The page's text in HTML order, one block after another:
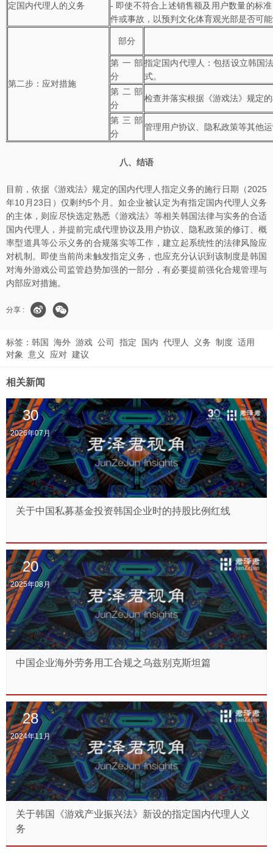
定国内代理人的义务
- 即使不符合上述销售额及用户数量的标
件或事故，以预判文化体育观光部是否可
第二步：应对措施
部分
第一部
分
指定国内代理人：包括设立韩国
式。
第二部
分
检查并落实根据《游戏法》规定
第三部
分
管理用户协议、隐私政策等其他
八、结语
目前，依据《游戏法》规定的国内代理人指定义务的施行日期（2025
年10月23日）仅剩约5个月。如企业被认定为有指定国内代理人义务
的主体，则应尽快选定熟悉《游戏法》等相关韩国法律与实务的合适
国内代理人，并提前完成代理协议及用户协议、隐私政策的修订、概
率型道具等公示义务的合规落实等工作，建立起系统性的法律风险应
对机制。即使当前尚未触发指定义务，也应充分认识到该制度是韩国
对海外游戏公司监管趋势加强的一部分，有必要提前强化合规管理与
内部应对措施。
分享 :
标签： 韩国 海外 游戏 公司 指定 国内 代理人 义务 制度 适用
对象
意义 应对 建议
相关新闻
30
2026年07月
关于中国私募基金投资韩国企业时的持股比例红线
20
2025年08月
中国企业海外劳务用工合规之乌兹别克斯坦篇
28
2024年11月
关于韩国《游戏产业振兴法》新设的指定国内代理人义
务